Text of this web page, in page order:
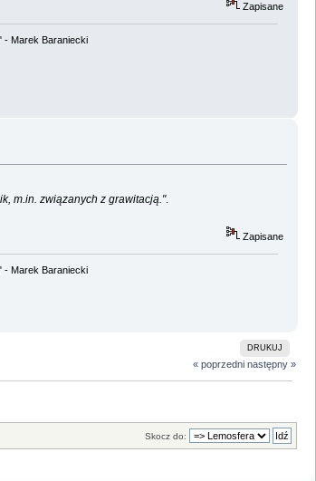
Zapisane
- Marek Baraniecki
m.in. związanych z grawitacją.".
Zapisane
- Marek Baraniecki
DRUKUJ
« poprzedni następny »
Skocz do: